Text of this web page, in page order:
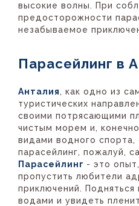
высокие волны. При
предосторожности
незабываемое
Парасейлинг в
Анталия, как одно из
туристических
своими потрясающими
чистым морем и,
видами водного спорта,
парасейлинг, пожалуй,
Парасейлинг - это
пропустить любители
приключений.
водами и увидеть